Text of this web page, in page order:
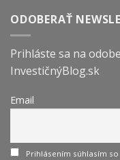
ODOBERAŤ
Prihláste sa na
InvestičnýBlog.sk
Email
Prihlásením súhlasím